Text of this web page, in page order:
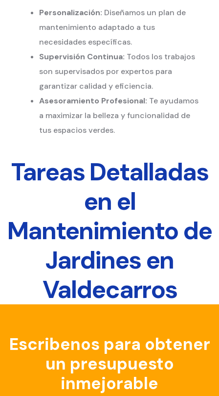
Personalización: Diseñamos un plan de
mantenimiento adaptado a tus
necesidades específicas.
Supervisión Continua: Todos los trabajos
son supervisados por expertos para
garantizar calidad y eficiencia.
Asesoramiento Profesional: Te ayudamos
a maximizar la belleza y funcionalidad de
tus espacios verdes.
Tareas Detalladas
en el
Mantenimiento de
Jardines en
Valdecarros
Escribenos para obtener
un presupuesto
inmejorable